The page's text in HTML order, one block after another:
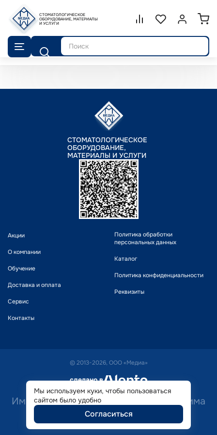
СТОМАТОЛОГИЧЕСКОЕ
ОБОРУДОВАНИЕ, МАТЕРИАЛЫ
И УСЛУГИ
Сравнение.
СписокВойти или
Поиск
СТОМАТОЛОГИЧЕСКОЕ
ОБОРУДОВАНИЕ,
МАТЕРИАЛЫ И УСЛУГИ
Акции
О компании
Обучение
Доставка и оплата
Сервис
Контакты
Политика обработки
персональных данных
Каталог
Политика конфиденциальности
Реквизиты
© 2013-2026, ООО «Медиа»
сделано в alente
Имеются противопоказания. Необходима
консультация специалиста.
Мы используем куки, чтобы пользоваться
сайтом было удобно
Согласиться